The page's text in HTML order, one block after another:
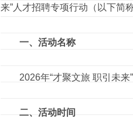
来”人才招聘专项行动（以下简
一、活动名称
2026年“才聚文旅 职引未来”
二、活动时间